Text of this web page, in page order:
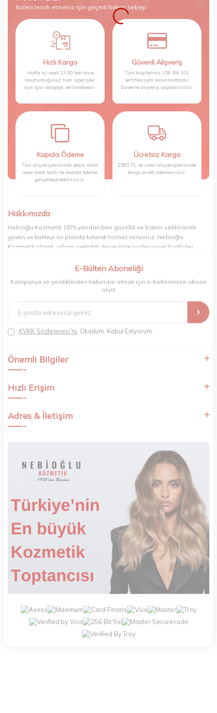
Bizleri tercih etmeniz için geçerli birkaç sebep.
Hızlı Kargo
Hafta içi saat 13:00’ten önce
oluşturduğunuz tüm siparişler
aynı gün kargoya verilmektedir.
Güvenli Alışveriş
Tüm bilgileriniz 256 Bit SSL
sertifikasıyla korunmaktadır.
Güvenle alışveriş yapabilirsiniz.
Kapıda Ödeme
Tüm alışverişlerinizde peşin nakit
veya kredi kartı ile kapıda ödeme
gerçekleştirebilirsiniz.
Ücretsiz Kargo
2500 TL ve üzeri alışverişlerinizde
kargo ücreti ödemezsiniz.
Hakkımızda
Nebioğlu Kozmetik 1975 yılından beri güzellik ve bakım sektöründe
güven ve kaliteyi ön planda tutarak hizmet veriyoruz. Nebioğlu
Kozmetik olarak, yılların getirdiği deneyimle profesyonel kuaförler,
odaklanıyoruz. Doğal içerikleri bilimsel formüllerle birleştirerek saç ve
ihtiyaçlarını dinleyerek her zaman en iyisini sunmayı hedefliyor,
bağlılığımızla güzellik yolculuğunuzda yanınızdayız.
E-Bülten Aboneliği
Kampanya ve yeniliklerden haberdar olmak için e-bültenimize abone
olun!
KVKK Sözleşmesi'ni, Okudum, Kabul Ediyorum.
Önemli Bilgiler
Hızlı Erişim
Adres & İletişim